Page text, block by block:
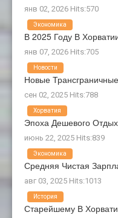
янв 02, 2026 Hits:570
В 2025 Году В
янв 07, 2026 Hits:705
Экономика
Новые
сен 02, 2025 Hits:788
Новости
Эпоха Дешевого
июнь 22, 2025 Hits:839
Хорватия
Средняя Чистая
авг 03, 2025 Hits:1013
Экономика
Старейшему В
История